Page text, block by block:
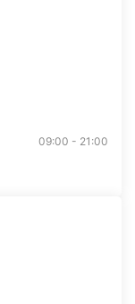
09:00 - 21:00